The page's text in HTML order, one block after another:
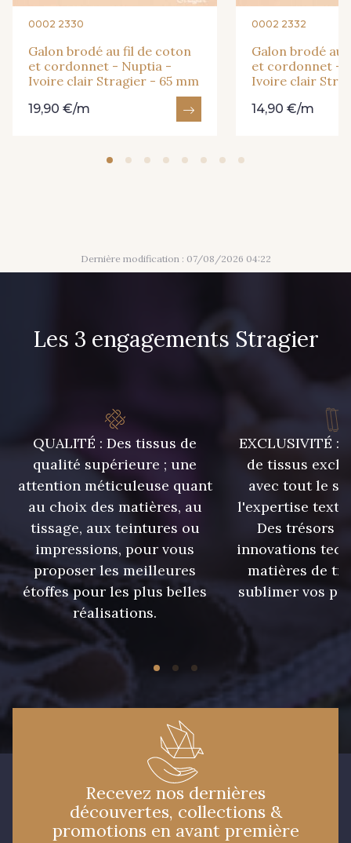
0002 2330
Galon brodé au fil de coton
et cordonnet - Nuptia -
Ivoire clair Stragier - 65 mm
19,90 €/m
0002 2332
Galon brodé au
et cordonnet -
Ivoire clair
14,90 €/m
Dernière modification : 07/08/2026 04:22
Les 3 engagements Stragier
QUALITÉ : Des tissus de
qualité supérieure ; une
attention méticuleuse quant
au choix des matières, au
tissage, aux teintures ou
impressions, pour vous
proposer les meilleures
étoffes pour les plus belles
réalisations.
EXCLUSIVITÉ :
de tissus
avec tout le
l'expertise
Des trésors
innovations
matières de
sublimer vos
Recevez nos dernières
découvertes, collections &
promotions en avant première